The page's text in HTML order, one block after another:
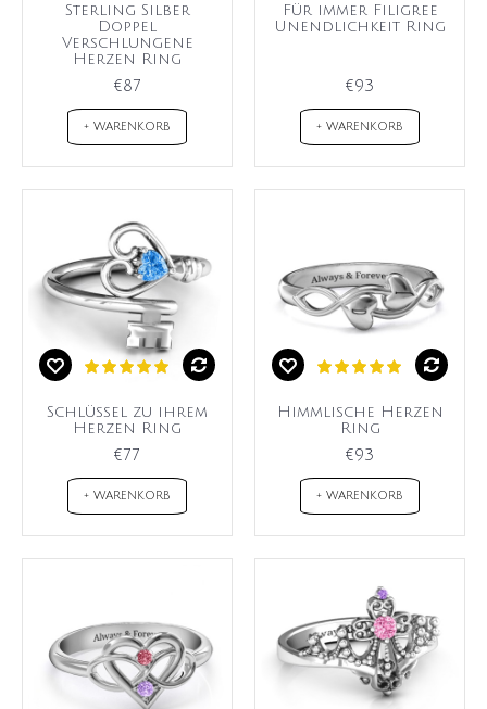
Sterling Silber
Doppel
Verschlungene
Herzen Ring
€87
+ WARENKORB
Für immer Filigree
Unendlichkeit Ring
€93
+ WARENKORB
Schlüssel zu ihrem
Herzen Ring
€77
+ WARENKORB
Himmlische Herzen
Ring
€93
+ WARENKORB